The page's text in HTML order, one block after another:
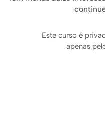
Este curso é
apenas